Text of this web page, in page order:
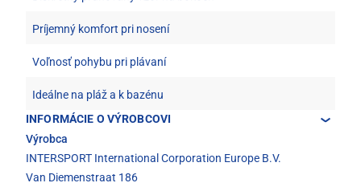
Príjemný komfort pri nosení
Voľnosť pohybu pri plávaní
Ideálne na pláž a k bazénu
INFORMÁCIE O VÝROBCOVI
Výrobca
INTERSPORT International Corporation Europe B.V.
Van Diemenstraat 186